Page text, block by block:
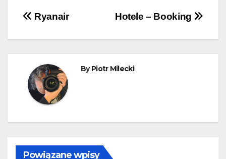
Nawigacja
wpisu
Hotele – Booking
Ryanair
ByPiotr Milecki
Powiązane wpisy